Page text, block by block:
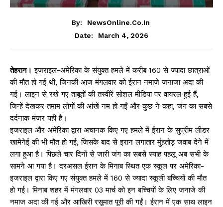
By:
NewsOnline.co.in
Date:
March 4, 2026
तेहरान। इजराइल-अमेरिका के संयुक्त हमले में करीब 160 से ज्यादा छात्राओं
की मौत हो गई थी, जिनकी आज मंगलवार को ईरान नमाजे जनाजा अदा की
गई। लाइन से रखे गए ताबूतों की तस्वीरें सोशल मीडिया पर वायरल हुई हैं,
जिन्हें देखकर तमाम लोगों की आंखें नम हो गईं और कुछ ने कहा, जंग का सबसे
दर्दनाक मंजर यही है।
इजराइल और अमेरिका द्वारा अचानक किए गए हमले में ईरान के सु्प्रीम लीडर
खामेनेई की भी मौत हो गई, जिसके बाद से इरान लगातार मुंहतोड़ जवाब देने में
लगा हुआ है। पिछले चार दिनों से जारी जंग का सबसे स्याह पहलू अब सभी के
सामने आ गया है। दरअसल ईरान के मिनाब स्थित एक स्कूल पर अमेरिका-
इजराइल द्वारा किए गए संयुक्त हमले में 160 से ज्यादा स्कूली बच्चियों की मौत
हो गई। मिनाब शहर में मंगलवार 03 मार्च को इन बच्चियों के लिए जनाजे की
नमाज अदा की गई और आखिरी रसूमात पूरी की गईं। ईरान में एक साथ लाइन